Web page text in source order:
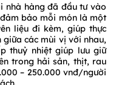
nhà hàng đã đầu tư vào
bảo mỗi món là một
liệu đi kèm, giúp thực
giữa các mùi vị với nhau,
thuỷ nhiệt giúp lưu giữ
trong hải sản, thịt, rau
– 250.000 vnđ/người